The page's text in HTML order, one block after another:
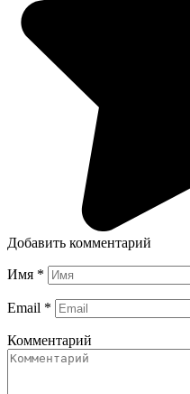
Добавить комментарий
Имя *
Email *
Комментарий